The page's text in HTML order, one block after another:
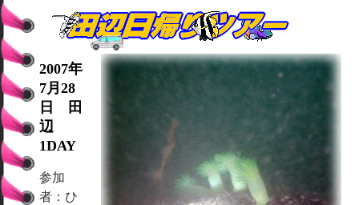
2007年
7月28
日 田
辺
1DAY
参加
者：ひ